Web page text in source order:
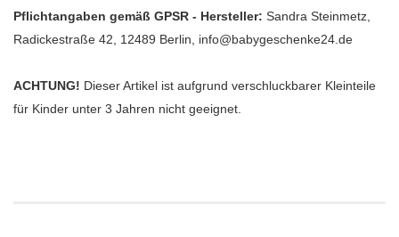
Pflichtangaben gemäß GPSR - Hersteller: Sandra Steinmetz,
Radickestraße 42, 12489 Berlin, info@babygeschenke24.de
ACHTUNG! Dieser Artikel ist aufgrund verschluckbarer Kleinteile
für Kinder unter 3 Jahren nicht geeignet.